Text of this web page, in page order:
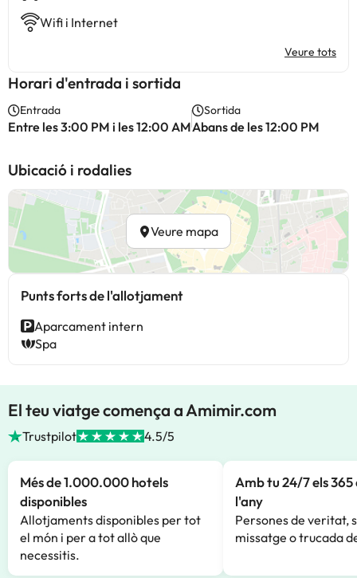
Wifi i Internet
Veure tots
Horari d'entrada i sortida
Entrada
Entre les 3:00 PM i les 12:00 AM
Sortida
Abans de les 12:00 PM
Ubicació i rodalies
Veure mapa
Punts forts de l'allotjament
Aparcament intern
Spa
El teu viatge comença a Amimir.com
Trustpilot 4.5/5
Més de 1.000.000 hotels
disponibles
Allotjaments disponibles per tot
el món i per a tot allò que
necessitis.
Amb tu 24/7 els 365
l'any
Persones de veritat,
missatge o trucada